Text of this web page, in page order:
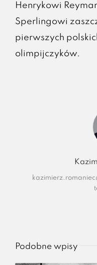
Henrykowi
Sperlingowi
pierwszych
olimpijczyków.
Podobne wpisy